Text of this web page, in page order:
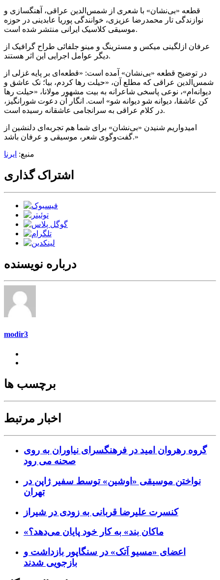
قطعه «بی‌نشان» با شعری از شمس‌الدین عراقی، آهنگسازی و
نوازندگی تار محمدرضا عزیزی، خوانندگی پوریا عابدینی در حوزه
موسیقی کلاسیک ایرانی منتشر شده است.
عرفان ازلگینی میکس و مسترینگ و مینو جلفائی طراح گرافیک از
دیگر عوامل اجرایی این اثر هستند.
در توضیح قطعه «بی‌نشان» آمده است: «قطعه‌ای بر پایه غزلی از
شمس‌الدین عراقی که مطلع آن، «حیلت رها کردم، بیا؛ نک عاشق و
دیوانه‌ام»، نوعی پاسخی شاعرانه به بیت مشهور مولانا، «حیلت رها
کن عاشقا، دیوانه شو دیوانه شو» است. انگار آن دعوت شورانگیز،
در کلام عراقی به سرانجامی عاشقانه رسیده است.
امیدواریم شنیدن «بی‌نشان» برای شما هم تجربه‌ای دلنشین از
گفت‌وگوی شعر، موسیقی و عرفان باشد.»
منبع: ایرنا
اشتراک گذاری
درباره نویسنده
modir3
برچسب ها
اخبار مرتبط
گروه رهروان امید در فرهنگسرای نیاوران به روی
صحنه می رود
نواختن موسیقی «اوشین» توسط سفیر ژاپن در
تهران
کنسرت علیرضا قربانی به زودی در شیراز
«ماکان بند» به کار خود پایان می‌دهد؟
اعضای «مسیو اَتک» در سنگاپور بازداشت و
بازجویی شدند